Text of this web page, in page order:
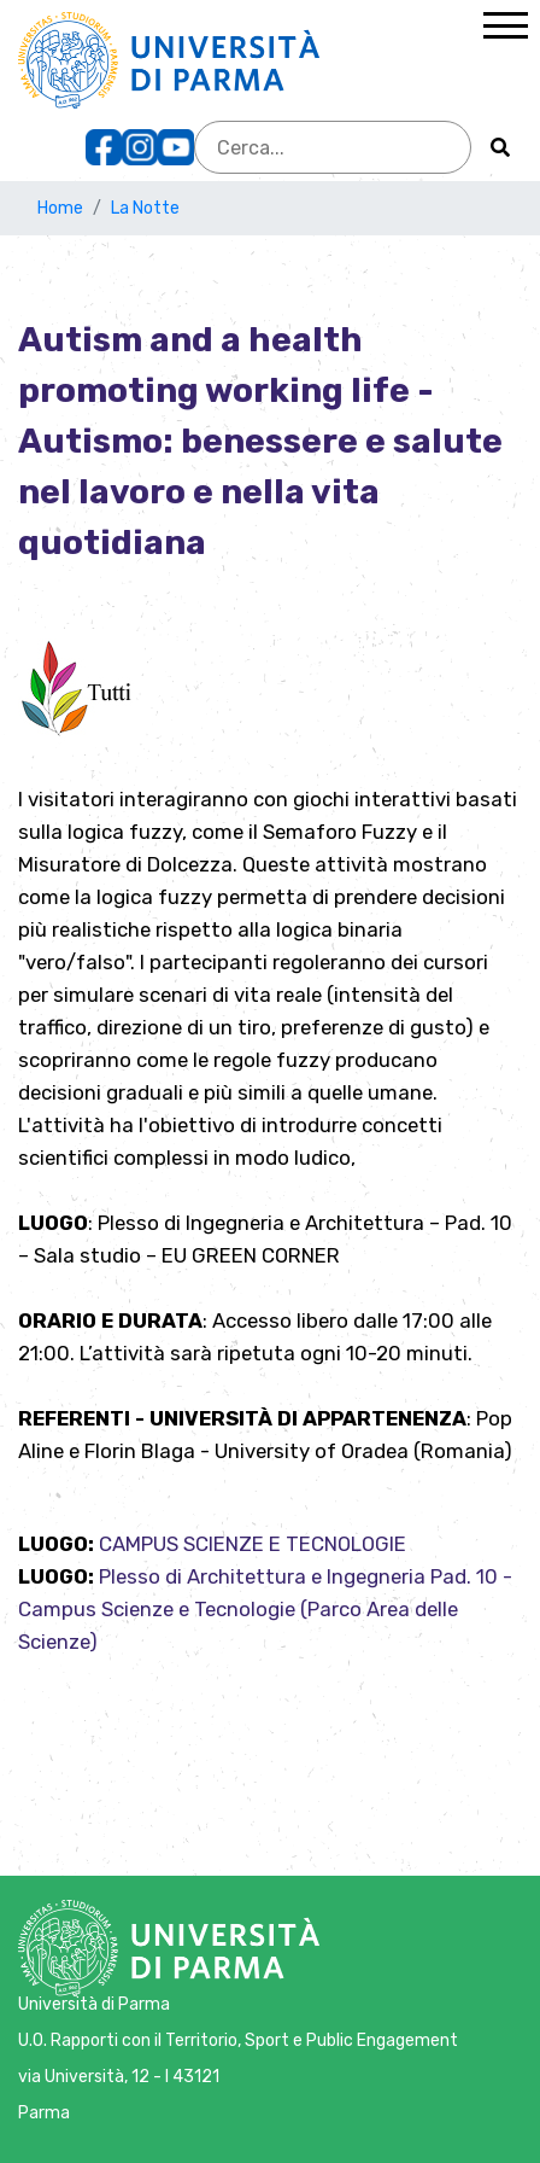
Home La Notte
Autism and a health
promoting working life -
Autismo: benessere e salute
nel lavoro e nella vita
quotidiana
I visitatori interagiranno con giochi interattivi basati
sulla logica fuzzy, come il Semaforo Fuzzy e il
Misuratore di Dolcezza. Queste attività mostrano
come la logica fuzzy permetta di prendere decisioni
più realistiche rispetto alla logica binaria
"vero/falso". I partecipanti regoleranno dei cursori
per simulare scenari di vita reale (intensità del
traffico, direzione di un tiro, preferenze di gusto) e
scopriranno come le regole fuzzy producano
decisioni graduali e più simili a quelle umane.
L'attività ha l'obiettivo di introdurre concetti
scientifici complessi in modo ludico,
LUOGO: Plesso di Ingegneria e Architettura – Pad. 10
– Sala studio – EU GREEN CORNER
ORARIO E DURATA: Accesso libero dalle 17:00 alle
21:00. L’attività sarà ripetuta ogni 10-20 minuti.
REFERENTI - UNIVERSITÀ DI APPARTENENZA: Pop
Aline e Florin Blaga - University of Oradea (Romania)
LUOGO: CAMPUS SCIENZE E TECNOLOGIE
LUOGO: Plesso di Architettura e Ingegneria Pad. 10 -
Campus Scienze e Tecnologie (Parco Area delle
Scienze)
Università di Parma
U.O. Rapporti con il Territorio, Sport e Public Engagement
via Università, 12 - I 43121
Parma